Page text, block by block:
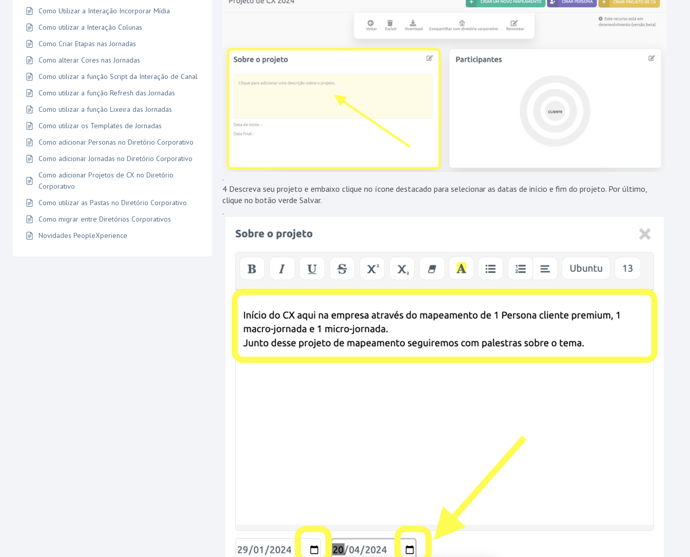
Como Utilizar a Interação Incorporar Mídia
Como utilizar a Interação Colunas
Como Criar Etapas nas Jornadas
Como alterar Cores nas Jornadas
Como utilizar a função Script da Interação de Canal
Como utilizar a função Refresh das Jornadas
Como utilizar a função Lixeira das Jornadas
Como utilizar os Templates de Jornadas
Como adicionar Personas no Diretório Corporativo
Como adicionar Jornadas no Diretório Corporativo
Como adicionar Projetos de CX no Diretório
Corporativo
Como utilizar as Pastas no Diretório Corporativo
Como migrar entre Diretórios Corporativos
Novidades PeopleXperience
.
4 Descreva seu projeto e embaixo clique no ícone destacado para selecionar as datas de início e fim do projeto. Por último,
clique no botão verde Salvar.
.